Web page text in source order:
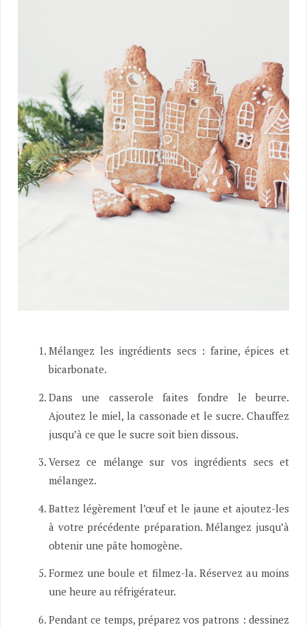
Mélangez les ingrédients secs : farine, épices et
bicarbonate.
Dans une casserole faites fondre le beurre.
Ajoutez le miel, la cassonade et le sucre. Chauffez
jusqu’à ce que le sucre soit bien dissous.
Versez ce mélange sur vos ingrédients secs et
mélangez.
Battez légèrement l’œuf et le jaune et ajoutez-les
à votre précédente préparation. Mélangez jusqu’à
obtenir une pâte homogène.
Formez une boule et filmez-la. Réservez au moins
une heure au réfrigérateur.
Pendant ce temps, préparez vos patrons : dessinez